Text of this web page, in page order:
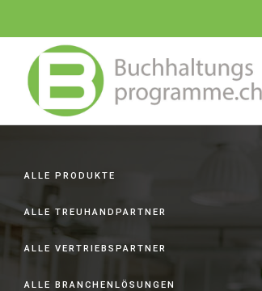
ALLE PRODUKTE
ALLE TREUHANDPARTNER
ALLE VERTRIEBSPARTNER
ALLE BRANCHENLÖSUNGEN